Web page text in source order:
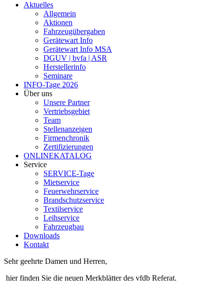
Aktuelles
Allgemein
Aktionen
Fahrzeugübergaben
Gerätewart Info
Gerätewart Info MSA
DGUV | bvfa | ASR
Herstellerinfo
Seminare
INFO-Tage 2026
Über uns
Unsere Partner
Vertriebsgebiet
Team
Stellenanzeigen
Firmenchronik
Zertifizierungen
ONLINEKATALOG
Service
SERVICE-Tage
Mietservice
Feuerwehrservice
Brandschutzservice
Textilservice
Leihservice
Fahrzeugbau
Downloads
Kontakt
Sehr geehrte Damen und Herren,
hier finden Sie die neuen Merkblätter des vfdb Referat.